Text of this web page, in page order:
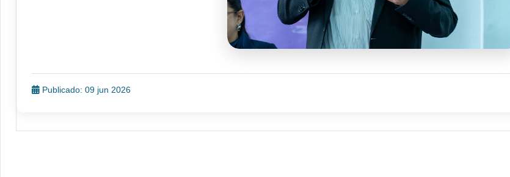
Publicado: 09 jun 2026